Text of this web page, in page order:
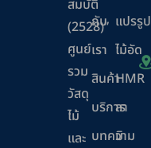
สมบัติ
(2528)”
ศูนย์
รวม
วัสดุ
ไม้
และ
กับ
เรา
สินค้า
บริการ
บทความ
แปรรูป
ไม้อัด
HMR
ลา
มิ